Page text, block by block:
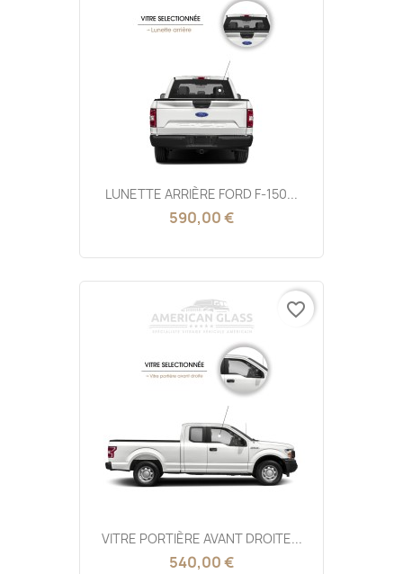
LUNETTE ARRIÈRE FORD F-150...
590,00 €
VITRE PORTIÈRE AVANT DROITE...
540,00 €
favorite_border